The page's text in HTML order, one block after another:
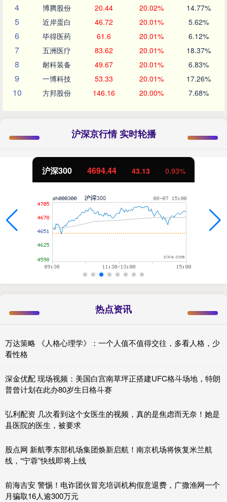
4 博腾股份 20.44 20.02% 14.77%
5 近岸蛋白 46.72 20.01% 5.62%
6 毕得医药 61.6 20.01% 6.12%
7 五洲医疗 83.62 20.01% 18.37%
8 耐科装备 49.67 20.01% 6.83%
9 一博科技 53.33 20.01% 17.26%
10 方邦股份 146.16 20.00% 7.68%
沪深京行情 实时轮播
沪深300 4694.44 43.13 0.93%
热点资讯
万达策略 《人格心理学》：一个人值不值得交往，多看人格，少
看性格
深金优配 现场视频：美国白宫南草坪正搭建UFC格斗场地，特朗
普曾计划在此办80岁生日格斗赛
弘利配资 几次看到这个女医生的视频，真的是焦虑而无奈！她是
县医院的医生，被要求
股点网 新航季东部机场集团焕新启航！南京机场将恢复米兰航
线，“宁蓉”快线即将上线
前海吉安 警惕！电诈团伙冒充培训机构假意退费，广撒渔网一个
月骗取16人逾300万元